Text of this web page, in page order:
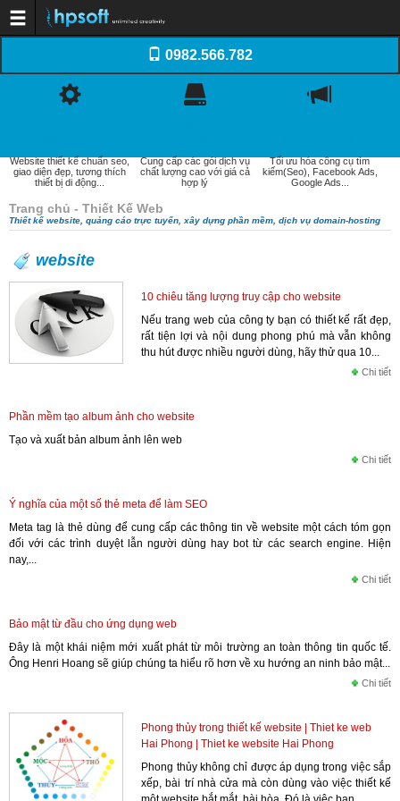
Thiết kế website
Dịch vụ Tên miền
Dịch vụ Web Hosting
Thiết kế Logo, Profile
Khách hàng
Kiến thức
Kiến thức Website
Domain - WebHosting
Internet và Email
Tối ưu hóa web (SEO)
Thương mại điện tử
Tài liệu thiết kế Web
Báo giá
Thiết kế website
Quảng cáo trực tuyến
Domain-Hosting
Quản trị website
Liên hệ
0982.566.782
Website thiết kế chuẩn seo,
giao diện đẹp, tương thích
thiết bị di động...
Cung cấp các gói dịch vụ
chất lượng cao với giá cả
hợp lý
Tối ưu hóa công cụ tìm
kiếm(Seo), Facebook Ads,
Google Ads...
Trang chủ - Thiết Kế Web
Thiết kế website, quảng cáo trực tuyến, xây dựng phần mềm, dịch vụ domain-hosting
website
10 chiêu tăng lượng truy cập cho website
Nếu trang web của công ty bạn có thiết kế rất đẹp,
rất tiện lợi và nội dung phong phú mà vẫn không
thu hút được nhiều người dùng, hãy thử qua 10...
Chi tiết
Phần mềm tạo album ảnh cho website
Tạo và xuất bản album ảnh lên web
Chi tiết
Ý nghĩa của một số thẻ meta để làm SEO
Meta tag là thẻ dùng để cung cấp các thông tin về website một cách tóm gọn
đối với các trình duyệt lẫn người dùng hay bot từ các search engine. Hiện
nay,...
Chi tiết
Bảo mật từ đầu cho ứng dụng web
Đây là một khái niệm mới xuất phát từ môi trường an toàn thông tin quốc tế.
Ông Henri Hoang sẽ giúp chúng ta hiểu rõ hơn về xu hướng an ninh bảo mật...
Chi tiết
Phong thủy trong thiết kế website | Thiet ke web
Hai Phong | Thiet ke website Hai Phong
Phong thủy không chỉ được áp dụng trong việc sắp
xếp, bài trí nhà cửa mà còn dùng vào việc thiết kế